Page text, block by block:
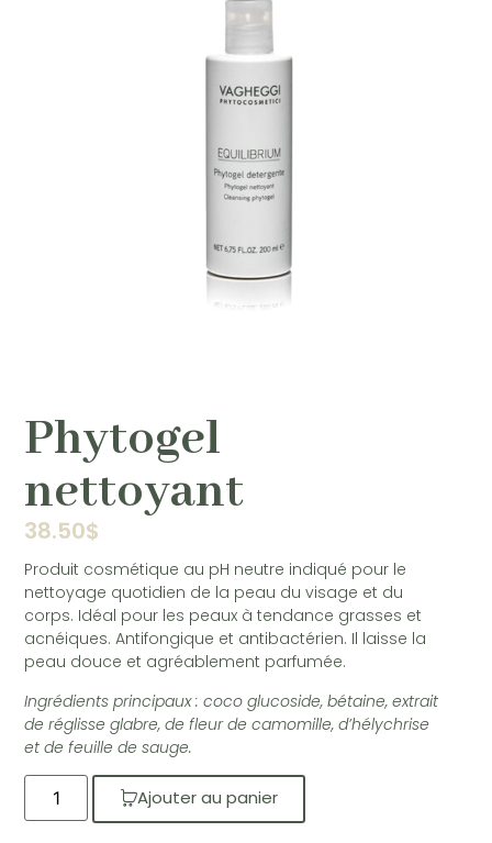
Phytogel
nettoyant
38.50$
Produit cosmétique au pH neutre indiqué pour le
nettoyage quotidien de la peau du visage et du
corps. Idéal pour les peaux à tendance grasses et
acnéiques. Antifongique et antibactérien. Il laisse la
peau douce et agréablement parfumée.
Ingrédients principaux : coco glucoside, bétaine, extrait
de réglisse glabre, de fleur de camomille, d’hélychrise
et de feuille de sauge.
Ajouter au panier